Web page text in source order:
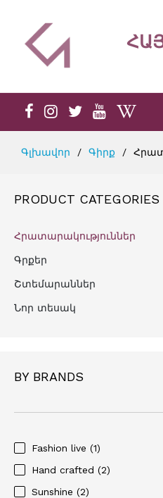
Գլխավոր Գիրք
PRODUCT CATEGORIES
Հրատարակություններ
Գրքեր
Շտեմարաններ
Նոր տեսակ
BY BRANDS
Fashion live (1)
Hand crafted (2)
Sunshine (2)